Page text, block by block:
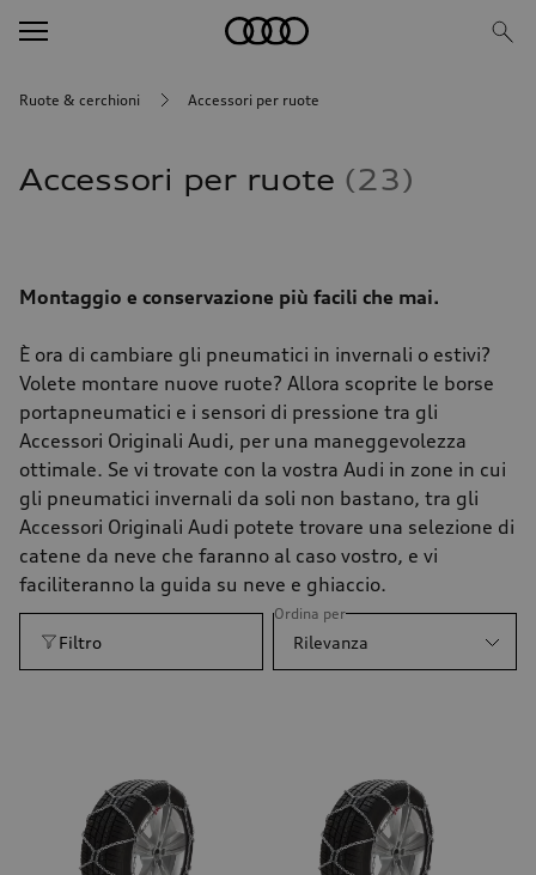
Ruote & cerchioni Accessori per ruote
Accessori per ruote 23
Montaggio e conservazione più facili che mai.
È ora di cambiare gli pneumatici in invernali o estivi?
Volete montare nuove ruote? Allora scoprite le borse
portapneumatici e i sensori di pressione tra gli
Accessori Originali Audi, per una maneggevolezza
ottimale. Se vi trovate con la vostra Audi in zone in cui
gli pneumatici invernali da soli non bastano, tra gli
Accessori Originali Audi potete trovare una selezione di
catene da neve che faranno al caso vostro, e vi
faciliteranno la guida su neve e ghiaccio.
Filtro
Ordina per
Rilevanza